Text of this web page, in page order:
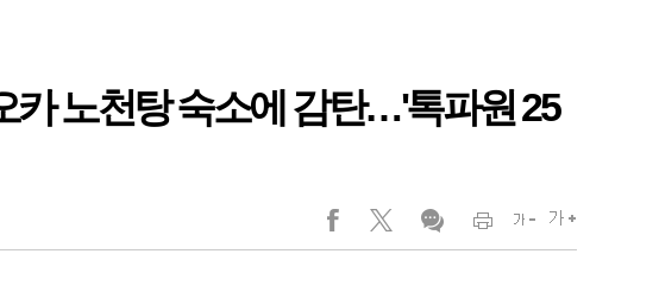
카 노천탕 숙소에 감탄…'톡파원 25